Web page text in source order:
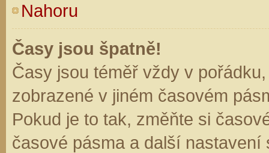
Nahoru
Časy jsou špatně!
Časy jsou téměř vždy v
zobrazené v jiném časovém
Pokud je to tak, změňte si
časové pásma a další